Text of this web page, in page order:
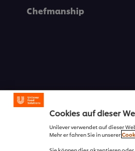
Chefmanship
©
Cookies auf dieser
Unilever verwendet auf dieser
Mehr er fahren Sie in unserer
Sie können dies akzeptieren